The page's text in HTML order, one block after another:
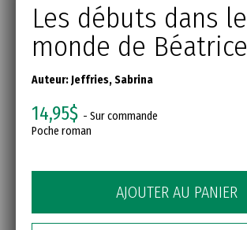
Les débuts dans le
monde de Béatrice
Auteur:Jeffries, Sabrina
14,95$ - Sur commande
Poche roman
AJOUTER AU PANIER